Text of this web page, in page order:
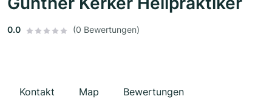
0.0 (0 Bewertungen)
Kontakt Map Bewertungen